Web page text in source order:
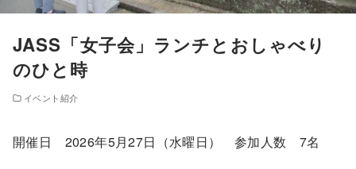
JASS「女子会」ランチとおしゃべり
のひと時
イベント紹介
開催日 2026年5月27日（水曜日） 参加人数 7名